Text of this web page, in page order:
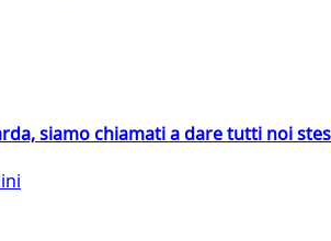
siamo chiamati a dare tutti noi